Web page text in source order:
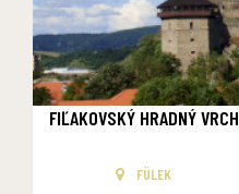
FIĽAKOVSKÝ HRADNÝ VRCH
FÜLEK